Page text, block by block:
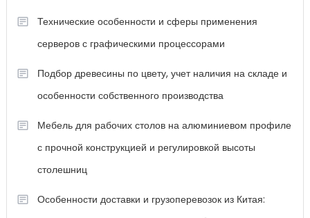
Технические особенности и сферы применения
серверов с графическими процессорами
Подбор древесины по цвету, учет наличия на складе и
особенности собственного производства
Мебель для рабочих столов на алюминиевом профиле
с прочной конструкцией и регулировкой высоты
столешниц
Особенности доставки и грузоперевозок из Китая: